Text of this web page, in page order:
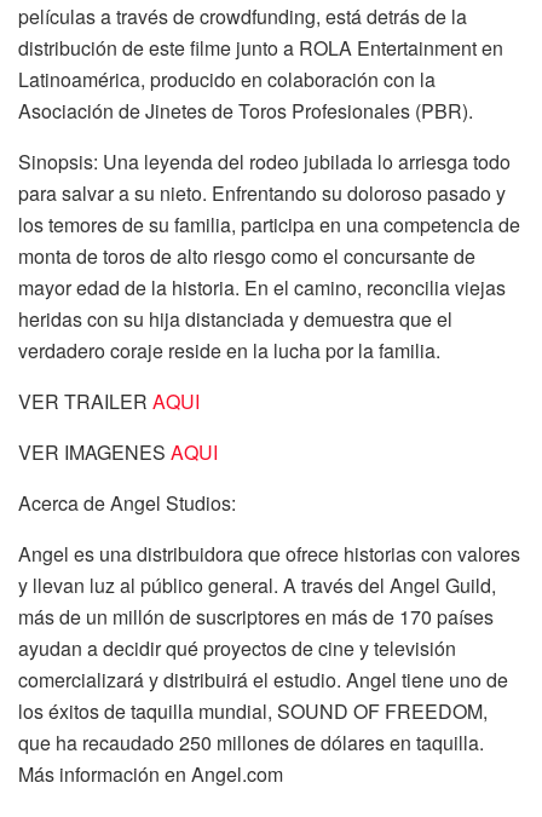
películas a través de crowdfunding, está detrás de la
distribución de este filme junto a ROLA Entertainment en
Latinoamérica, producido en colaboración con la
Asociación de Jinetes de Toros Profesionales (PBR).
Sinopsis: Una leyenda del rodeo jubilada lo arriesga todo
para salvar a su nieto. Enfrentando su doloroso pasado y
los temores de su familia, participa en una competencia de
monta de toros de alto riesgo como el concursante de
mayor edad de la historia. En el camino, reconcilia viejas
heridas con su hija distanciada y demuestra que el
verdadero coraje reside en la lucha por la familia.
VER TRAILER AQUI
VER IMAGENES AQUI
Acerca de Angel Studios:
Angel es una distribuidora que ofrece historias con valores
y llevan luz al público general. A través del Angel Guild,
más de un millón de suscriptores en más de 170 países
ayudan a decidir qué proyectos de cine y televisión
comercializará y distribuirá el estudio. Angel tiene uno de
los éxitos de taquilla mundial, SOUND OF FREEDOM,
que ha recaudado 250 millones de dólares en taquilla.
Más información en Angel.com